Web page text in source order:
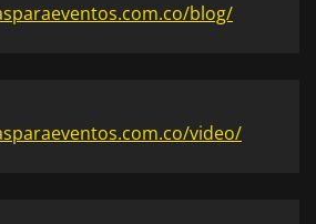
blog/
video/